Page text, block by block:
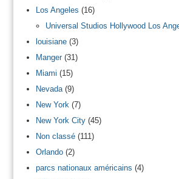
Los Angeles (16)
Universal Studios Hollywood Los
louisiane(3)
Manger(31)
Miami (15)
Nevada(9)
New York(7)
New York City(45)
Non classé(111)
Orlando(2)
parcs nationaux américains (4)